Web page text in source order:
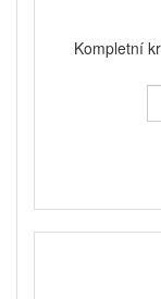
Kompletní